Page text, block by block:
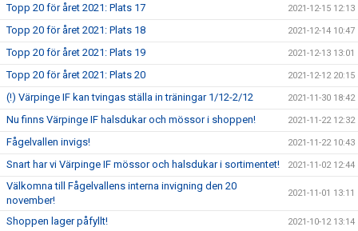
Topp 20 för året 2021: Plats 17 2021-12-15 12:13
Topp 20 för året 2021: Plats 18 2021-12-14 10:47
Topp 20 för året 2021: Plats 19 2021-12-13 13:01
Topp 20 för året 2021: Plats 20 2021-12-12 20:15
(!) Värpinge IF kan tvingas ställa in träningar 1/12-2/12 2021-11-30 18:42
Nu finns Värpinge IF halsdukar och mössor i shoppen! 2021-11-22 12:32
Fågelvallen invigs! 2021-11-22 10:43
Snart har vi Värpinge IF mössor och halsdukar i sortimentet! 2021-11-02 12:44
Välkomna till Fågelvallens interna invigning den 20
november!
2021-11-01 13:11
Shoppen lager påfyllt! 2021-10-12 13:14